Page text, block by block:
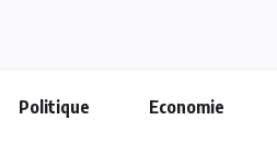
Politique Economie